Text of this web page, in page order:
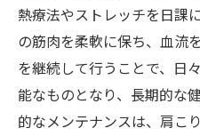
熱療法やストレッチを日課
の筋肉を柔軟に保ち、血流
を継続して行うことで、日
能なものとなり、長期的な
的なメンテナンスは、肩こ